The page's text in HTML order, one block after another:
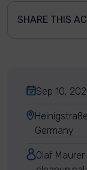
SHARE THIS
Sep 10,
Germany
Olaf Maurer